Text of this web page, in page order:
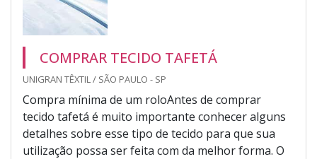
COMPRAR TECIDO TAFETÁ
UNIGRAN TÊXTIL / SÃO PAULO - SP
Compra mínima de um roloAntes de comprar
tecido tafetá é muito importante conhecer alguns
detalhes sobre esse tipo de tecido para que sua
utilização possa ser feita com da melhor forma. O